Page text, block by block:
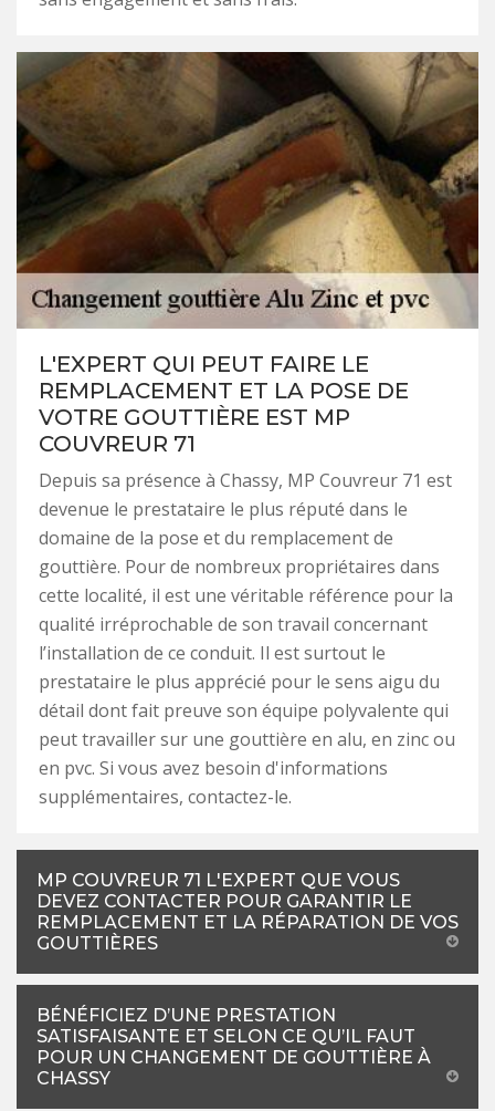
L'EXPERT QUI PEUT FAIRE LE
REMPLACEMENT ET LA POSE DE
VOTRE GOUTTIÈRE EST MP
COUVREUR 71
Depuis sa présence à Chassy, MP Couvreur 71 est
devenue le prestataire le plus réputé dans le
domaine de la pose et du remplacement de
gouttière. Pour de nombreux propriétaires dans
cette localité, il est une véritable référence pour la
qualité irréprochable de son travail concernant
l’installation de ce conduit. Il est surtout le
prestataire le plus apprécié pour le sens aigu du
détail dont fait preuve son équipe polyvalente qui
peut travailler sur une gouttière en alu, en zinc ou
en pvc. Si vous avez besoin d'informations
supplémentaires, contactez-le.
MP COUVREUR 71 L'EXPERT QUE VOUS
DEVEZ CONTACTER POUR GARANTIR LE
REMPLACEMENT ET LA RÉPARATION DE VOS
GOUTTIÈRES
BÉNÉFICIEZ D’UNE PRESTATION
SATISFAISANTE ET SELON CE QU’IL FAUT
POUR UN CHANGEMENT DE GOUTTIÈRE À
CHASSY